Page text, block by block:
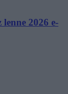
2026 e-